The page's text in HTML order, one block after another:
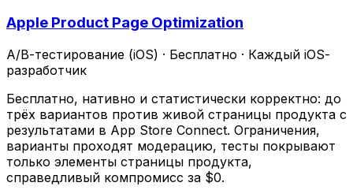
Apple Product Page Optimization
A/B-тестирование (iOS) · Бесплатно · Каждый iOS-
разработчик
Бесплатно, нативно и статистически корректно: до
трёх вариантов против живой страницы продукта с
результатами в App Store Connect. Ограничения,
варианты проходят модерацию, тесты покрывают
только элементы страницы продукта,
справедливый компромисс за $0.